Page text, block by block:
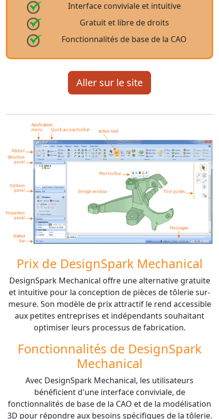
Interface conviviale et intuitive
Gratuit et libre de droits
Fonctionnalités de base de la CAO
Aller sur le site
Prix de DesignSpark Mechanical
DesignSpark Mechanical offre une alternative gratuite
et intuitive pour la conception de pièces de tôlerie sur-
mesure. Son modèle de prix attractif le rend accessible
aux petites entreprises et indépendants souhaitant
optimiser leurs processus de fabrication.
Fonctionnalités de DesignSpark
Mechanical
Avec DesignSpark Mechanical, les utilisateurs
bénéficient d'une interface conviviale, de
fonctionnalités de base de la CAO et de la modélisation
3D pour répondre aux besoins spécifiques de la tôlerie.